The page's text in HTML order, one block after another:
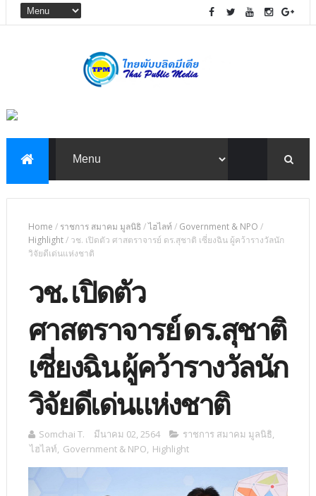
Home / ราชการ สมาคม มูลนิธิ /ไฮไลท์ / Government & NPO /
Highlight/ วช. เปิดตัว ศาสตราจารย์ ดร.สุชาติ เซี่ยงฉิน ผู้คว้ารางวัลนัก
วิจัยดีเด่นแห่งชาติ
วช. เปิดตัว
ศาสตราจารย์ ดร.สุชาติ
เซี่ยงฉิน ผู้คว้ารางวัลนัก
วิจัยดีเด่นแห่งชาติ
Somchai T. มีนาคม 02, 2564 ราชการ สมาคม มูลนิธิ,
ไฮไลท์, Government & NPO, Highlight